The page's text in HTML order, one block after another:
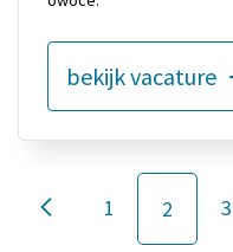
bekijk vacature
1 2 3